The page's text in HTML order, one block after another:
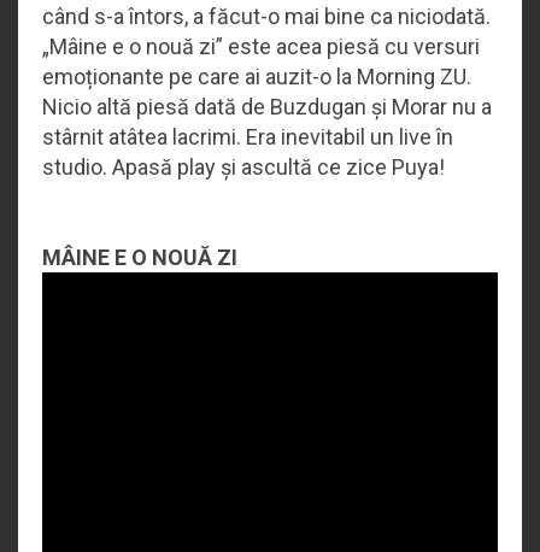
când s-a întors, a făcut-o mai bine ca niciodată.
„Mâine e o nouă zi” este acea piesă cu versuri
emoționante pe care ai auzit-o la Morning ZU.
Nicio altă piesă dată de Buzdugan și Morar nu a
stârnit atâtea lacrimi. Era inevitabil un live în
studio. Apasă play și ascultă ce zice Puya!
MÂINE E O NOUĂ ZI